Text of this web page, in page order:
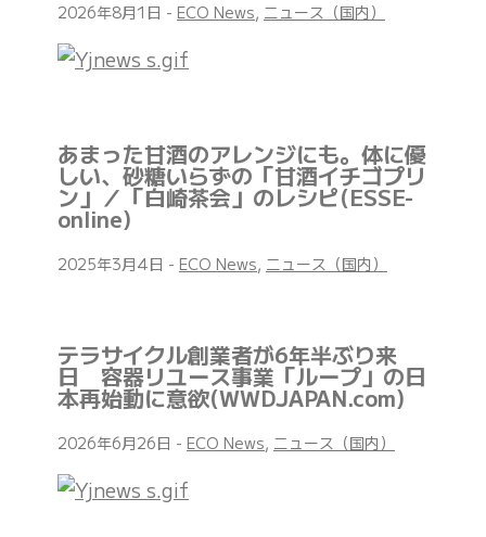
2026年8月1日 - ECO News, ニュース（国内）
あまった甘酒のアレンジにも。体に優
しい、砂糖いらずの「甘酒イチゴプリ
ン」／「白崎茶会」のレシピ(ESSE-
online)
2025年3月4日 - ECO News, ニュース（国内）
テラサイクル創業者が6年半ぶり来
日 容器リユース事業「ループ」の日
本再始動に意欲(WWDJAPAN.com)
2026年6月26日 - ECO News, ニュース（国内）